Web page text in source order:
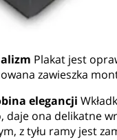
Plakat jest
zawieszka
elegancji
daje ona delikatne
z tyłu ramy jest